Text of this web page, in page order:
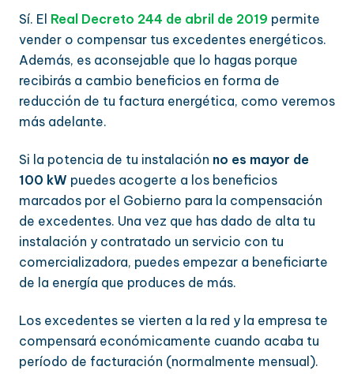
Sí. El Real Decreto 244 de abril de 2019 permite
vender o compensar tus excedentes energéticos.
Además, es aconsejable que lo hagas porque
recibirás a cambio beneficios en forma de
reducción de tu factura energética, como veremos
más adelante.
Si la potencia de tu instalación no es mayor de
100 kW puedes acogerte a los beneficios
marcados por el Gobierno para la compensación
de excedentes. Una vez que has dado de alta tu
instalación y contratado un servicio con tu
comercializadora, puedes empezar a beneficiarte
de la energía que produces de más.
Los excedentes se vierten a la red y la empresa te
compensará económicamente cuando acaba tu
período de facturación (normalmente mensual).